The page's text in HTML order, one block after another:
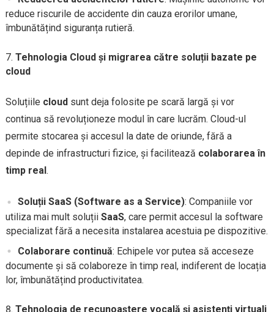
reduce riscurile de accidente din cauza erorilor umane,
îmbunătățind siguranța rutieră.
Tehnologia Cloud și migrarea către soluții bazate pe
cloud
Soluțiile cloud sunt deja folosite pe scară largă și vor
continua să revoluționeze modul în care lucrăm. Cloud-ul
permite stocarea și accesul la date de oriunde, fără a
depinde de infrastructuri fizice, și facilitează colaborarea în
timp real .
Soluții SaaS (Software as a Service): Companiile vor
utiliza mai mult soluții SaaS, care permit accesul la software
specializat fără a necesita instalarea acestuia pe dispozitive.
Colaborare continuă: Echipele vor putea să acceseze
documente și să colaboreze în timp real, indiferent de locația
lor, îmbunătățind productivitatea.
Tehnologia de recunoaștere vocală și asistenți virtuali